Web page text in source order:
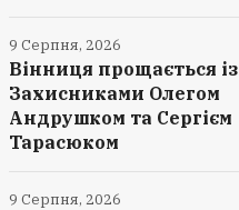
Вінниця прощається із
Захисниками Олегом
Андрушком та Сергієм
Тарасюком
9 Серпня, 2026
9 Серпня, 2026